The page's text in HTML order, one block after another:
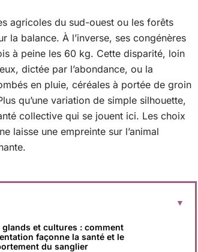
agricoles du sud-ouest ou les forêts
la balance. À l’inverse, ses congénères
à peine les 60 kg. Cette disparité, loin
dictée par l’abondance, ou la
en pluie, céréales à portée de groin
qu’une variation de simple silhouette,
collective qui se jouent ici. Les choix
laisse une empreinte sur l’animal
glands et cultures : comment
façonne la santé et le
du sanglier